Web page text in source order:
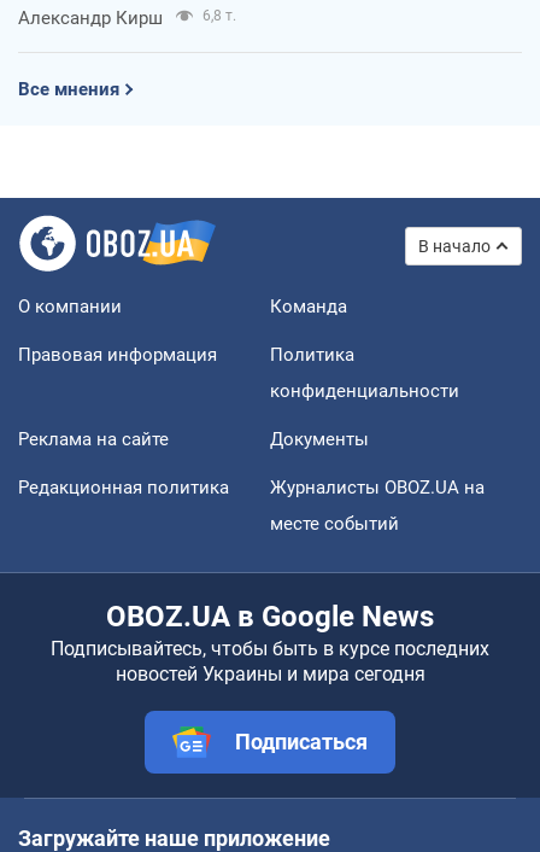
Александр Кирш 6,8 т.
Все мнения
В начало
О компании Команда
Правовая информация
Политика
конфиденциальности
Реклама на сайте Документы
Редакционная политика
Журналисты OBOZ.UA на
месте событий
OBOZ.UA в Google News
Подписывайтесь, чтобы быть в курсе последних
новостей Украины и мира сегодня
Подписаться
Загружайте наше приложение